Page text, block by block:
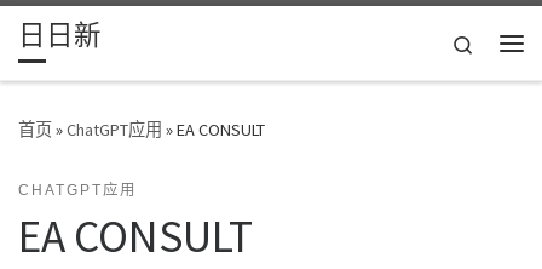
Skip to content
日日新
Search
首页»ChatGPT应用 »EA CONSULT
CHATGPT应用
EA CONSULT